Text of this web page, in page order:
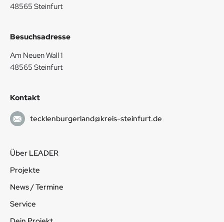
48565 Steinfurt
Besuchsadresse
Am Neuen Wall 1
48565 Steinfurt
Kontakt
tecklenburgerland@kreis-steinfurt.de
Über LEADER
Projekte
News / Termine
Service